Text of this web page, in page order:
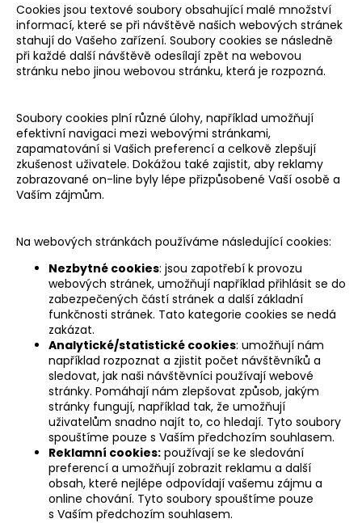
Cookies jsou textové soubory obsahující malé množství
informací, které se při návštěvě našich webových stránek
stahují do Vašeho zařízení. Soubory cookies se následně
při každé další návštěvě odesílají zpět na webovou
stránku nebo jinou webovou stránku, která je rozpozná.
Soubory cookies plní různé úlohy, například umožňují
efektivní navigaci mezi webovými stránkami,
zapamatování si Vašich preferencí a celkově zlepšují
zkušenost uživatele. Dokážou také zajistit, aby reklamy
zobrazované on-line byly lépe přizpůsobené Vaší osobě a
Vaším zájmům.
Na webových stránkách používáme následující cookies:
Nezbytné cookies: jsou zapotřebí k provozu
webových stránek, umožňují například přihlásit se do
zabezpečených částí stránek a další základní
funkčnosti stránek. Tato kategorie cookies se nedá
zakázat.
Analytické/statistické cookies: umožňují nám
například rozpoznat a zjistit počet návštěvníků a
sledovat, jak naši návštěvníci používají webové
stránky. Pomáhají nám zlepšovat způsob, jakým
stránky fungují, například tak, že umožňují
uživatelům snadno najít to, co hledají. Tyto soubory
spouštíme pouze s Vaším předchozím souhlasem.
Reklamní cookies: používají se ke sledování
preferencí a umožňují zobrazit reklamu a další
obsah, které nejlépe odpovídají vašemu zájmu a
online chování. Tyto soubory spouštíme pouze
s Vaším předchozím souhlasem.